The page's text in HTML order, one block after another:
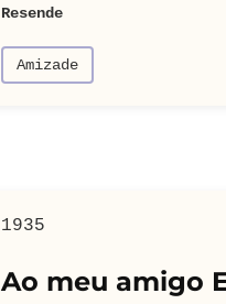
Resende
Amizade
1935
Ao meu amigo